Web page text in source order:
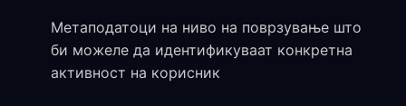
Метаподатоци на ниво на поврзување што
би можеле да идентификуваат конкретна
активност на корисник